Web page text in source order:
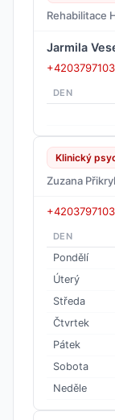
Rehabilitace
Jarmila
DEN
Klinický
Zuzana
DEN
Pondělí
Úterý
Středa
Čtvrtek
Pátek
Sobota
Neděle